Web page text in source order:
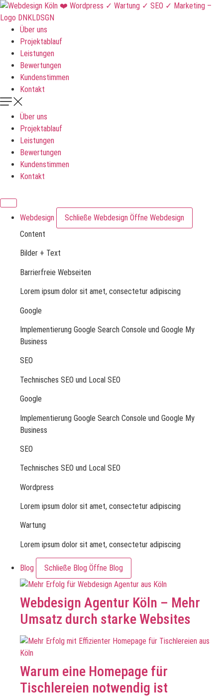
Zum
Inhalt
springenÜber uns
Projektablauf
Leistungen
Bewertungen
Kundenstimmen
Kontakt
Über uns
Projektablauf
Leistungen
Bewertungen
Kundenstimmen
Kontakt
Webdesign Schließe Webdesign Öffne Webdesign
Content
Bilder + Text
Barrierfreie Webseiten
Lorem ipsum dolor sit amet, consectetur adipiscing
Google
Implementierung Google Search Console und Google My
Business
SEO
Technisches SEO und Local SEO
Google
Implementierung Google Search Console und Google My
Business
SEO
Technisches SEO und Local SEO
Wordpress
Lorem ipsum dolor sit amet, consectetur adipiscing
Wartung
Lorem ipsum dolor sit amet, consectetur adipiscing
Blog Schließe Blog Öffne Blog
Webdesign Agentur Köln – Mehr
Umsatz durch starke Websites
Warum eine Homepage für
Tischlereien notwendig ist